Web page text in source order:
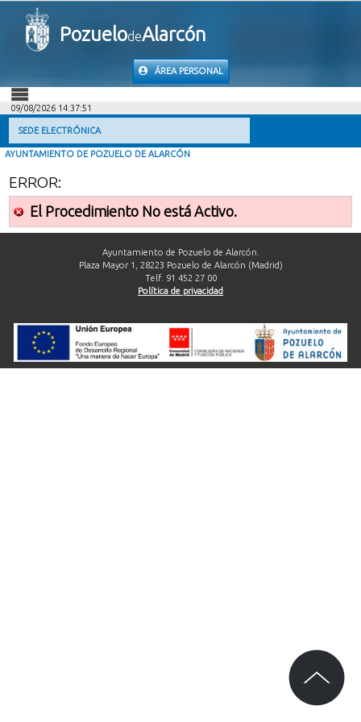
PozuelodeAlarcón
ÁREA PERSONAL
INICIO
MI CARPETA
INFORMACIÓN MUNICIPAL
AYUDA
09/08/2026 14:37:51
SEDE ELECTRÓNICA
AYUNTAMIENTO DE POZUELO DE ALARCÓN
ERROR:
El Procedimiento No está Activo.
Ayuntamiento de Pozuelo de Alarcón.
Plaza Mayor 1, 28223 Pozuelo de Alarcón (Madrid)
Telf. 91 452 27 00
Política de privacidad